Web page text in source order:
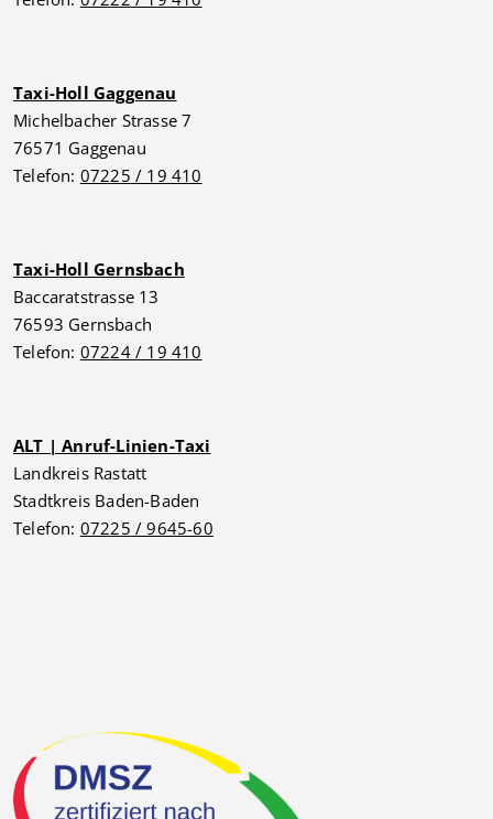
Taxi-Holl Gaggenau
Michelbacher Strasse 7
76571 Gaggenau
Telefon: 07225 / 19 410
Taxi-Holl Gernsbach
Baccaratstrasse 13
76593 Gernsbach
Telefon: 07224 / 19 410
ALT | Anruf-Linien-Taxi
Landkreis Rastatt
Stadtkreis Baden-Baden
Telefon: 07225 / 9645-60